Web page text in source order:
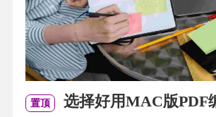
置顶
选择好用MAC版PDF